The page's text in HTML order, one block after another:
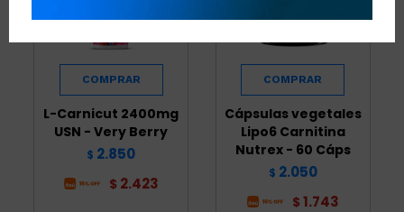
L-Carnicut 2400mg
USN - Very Berry
$ 2.850
$ 2.423
Cápsulas vegetales
Lipo6 Carnitina
Nutrex - 60 Cáps
$ 2.050
$ 1.743